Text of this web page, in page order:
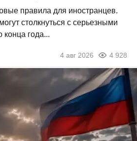
правила для иностранцев.
столкнуться с серьезными
года...
4 авг 2026 4 928